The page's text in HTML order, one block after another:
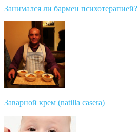
Занимался ли бармен психотерапией?
Заварной крем (natilla casera)